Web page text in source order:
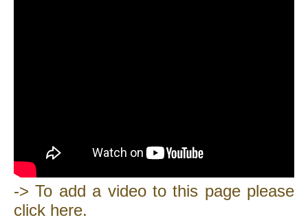
-> To add a video to this page please
click here.